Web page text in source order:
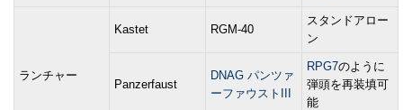
ランチャー
Kastet RGM-40
スタンドアロー
ン
Panzerfaust
DNAG パンツァ
ーファウストIII
RPG7のように
弾頭を再装填可
能